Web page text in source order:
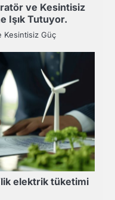
ve Kesintisiz
Işık Tutuyor.
Kesintisiz Güç
elektrik tüketimi